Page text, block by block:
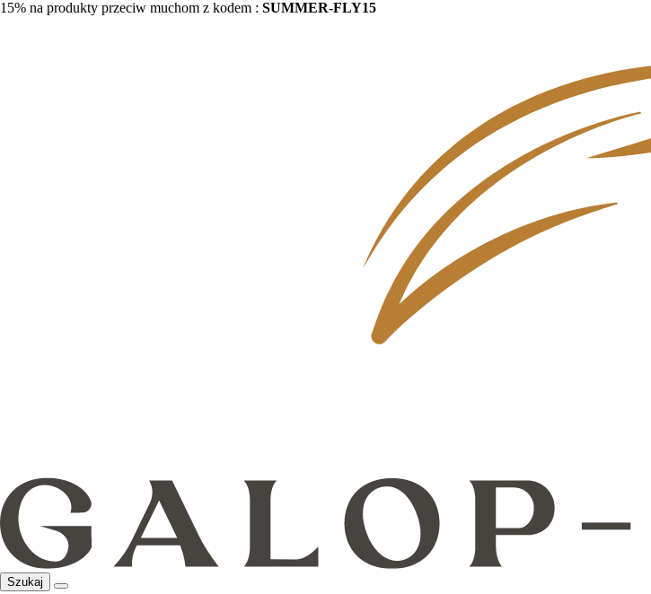
15% na produkty przeciw muchom z kodem : SUMMER-FLY15
Szukaj